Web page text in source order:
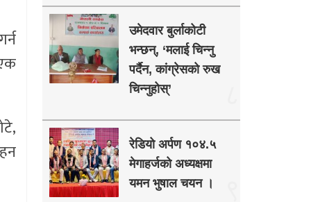
उमेदवार बुर्लाकोटी
भन्छन्, ‘मलाई चिन्नु
पर्दैन, कांग्रेसको रुख
चिन्नुहोस्’
रेडियो अर्पण १०४.५
मेगाहर्जको अध्यक्षमा
यमन भुषाल चयन ।